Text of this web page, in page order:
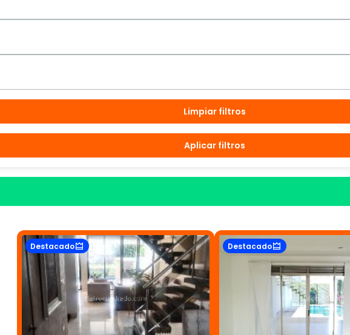
Limpiar filtros
Aplicar filtros
Destacado Destacado